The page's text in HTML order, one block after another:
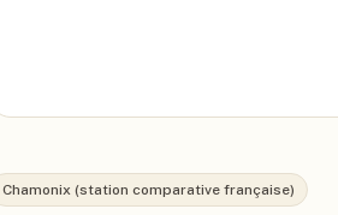
Chamonix (station comparative française)